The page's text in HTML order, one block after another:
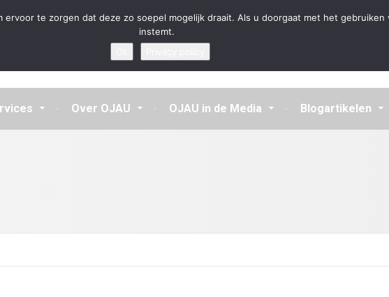
en vragen beantwoorden Algemene
Over OJAU OJAU in de Media Blogartikelen
te zorgen dat deze zo soepel mogelijk draait. Als u doorgaat met het
instemt.